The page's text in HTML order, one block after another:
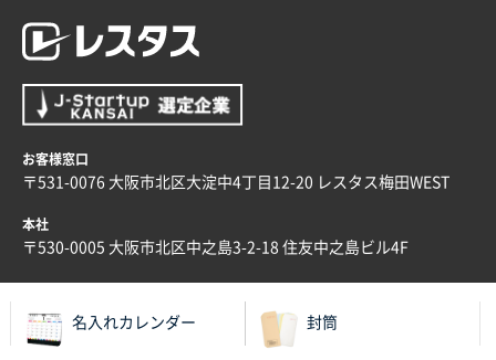
お客様窓口
〒531-0076 大阪市北区大淀中4丁目12-20 レスタス梅田WEST
本社
〒530-0005 大阪市北区中之島3-2-18 住友中之島ビル4F
名入れカレンダー 封筒